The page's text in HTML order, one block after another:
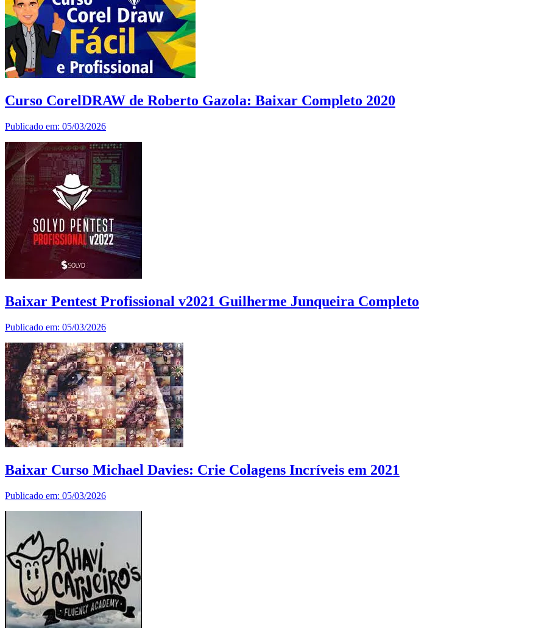
Curso CorelDRAW de Roberto Gazola: Baixar Completo 2020
Publicado em: 05/03/2026
Baixar Pentest Profissional v2021 Guilherme Junqueira Completo
Publicado em: 05/03/2026
Baixar Curso Michael Davies: Crie Colagens Incríveis em 2021
Publicado em: 05/03/2026